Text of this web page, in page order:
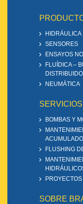
HIDRÁULICA
SENSORES
ENSAYOS
FLUÍDICA –
NEUMÁTICA
SERVICIOS
BOMBAS Y
FLUSHING
SOBRE